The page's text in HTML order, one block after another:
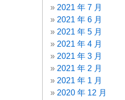
2021 年 7 月
2021 年 6 月
2021 年 5 月
2021 年 4 月
2021 年 3 月
2021 年 2 月
2021 年 1 月
2020 年 12 月